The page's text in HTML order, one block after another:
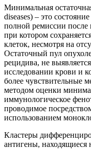
Минимальная
diseases) – это
полной ремиссии после
при котором
клеток, несмотря на
Остаточный пул
рецидива, не
исследовании крови и
более чувствительные
методом оценки
иммунологическое
проводимое
использованием
Кластеры
антигены, находящиеся